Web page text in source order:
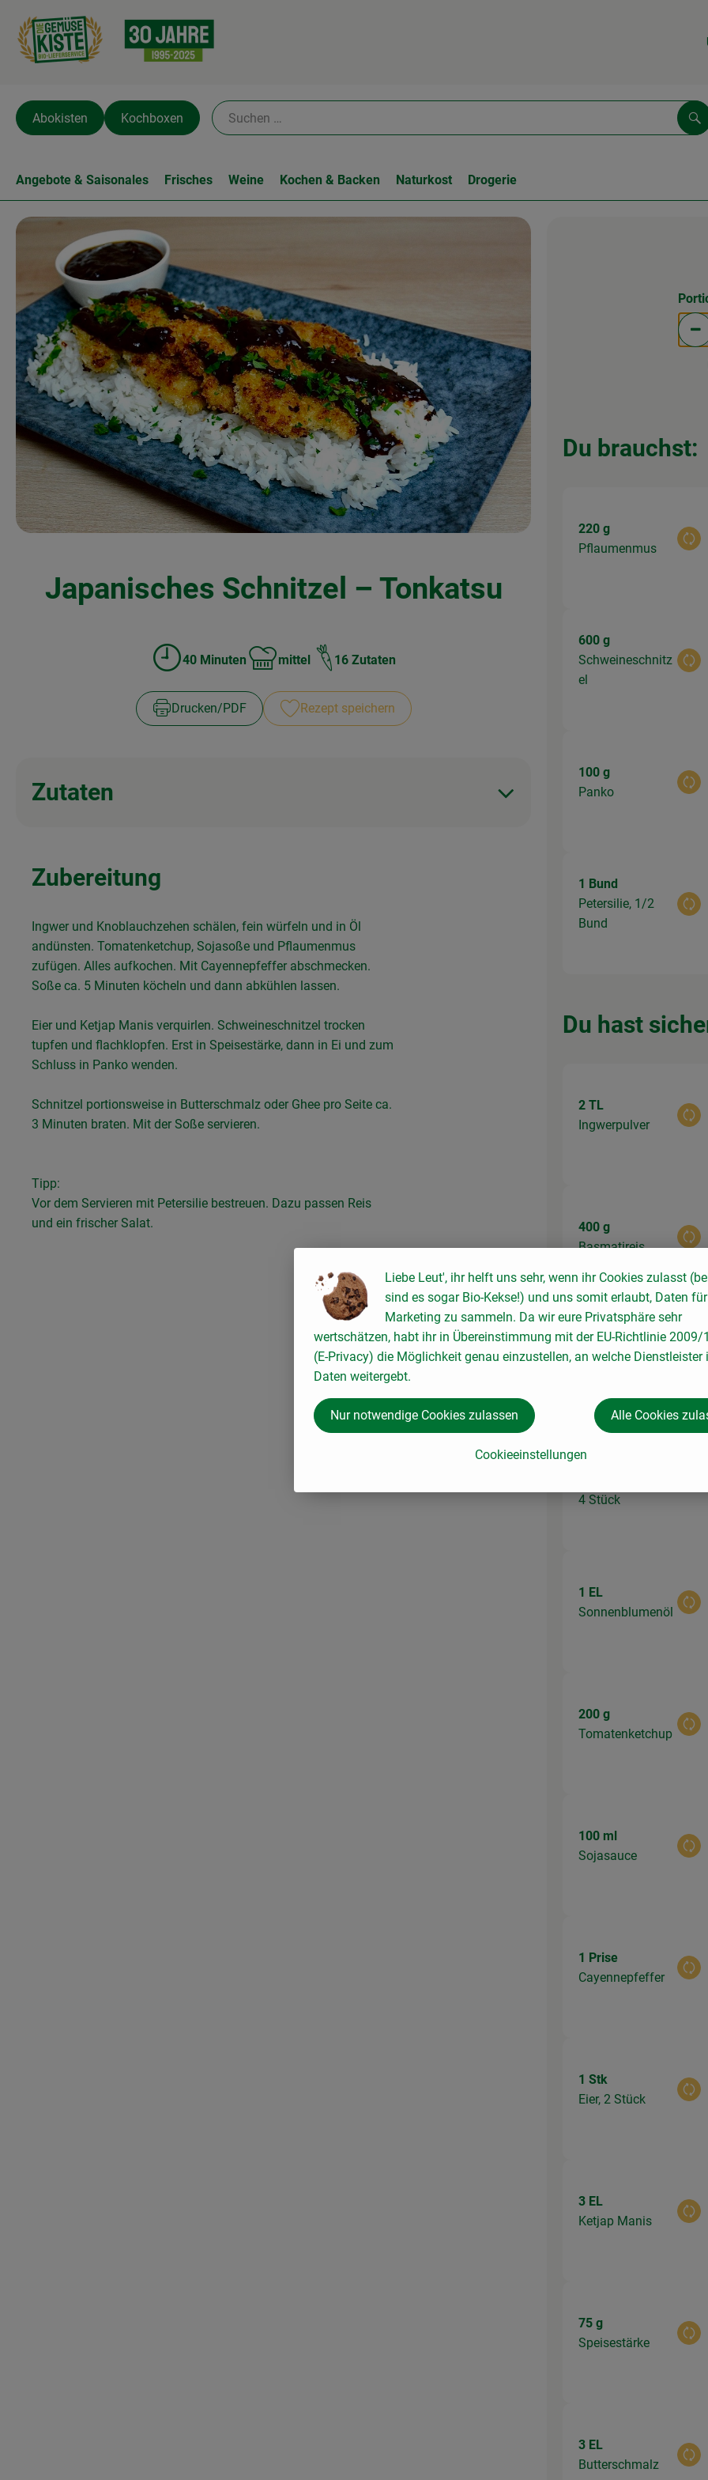
Abokisten Kochboxen
Angebote & Saisonales Frisches Weine Kochen & Backen Naturkost Drogerie
Japanisches Schnitzel – Tonkatsu
Zubreitungszeit:
40 Minuten
Schwierigkeit:
mittel 16 Zutaten
Drucken​/​PDF Rezept speichern
Zutaten
Zubereitung
Ingwer und Knoblauchzehen schälen, fein würfeln und in Öl
andünsten. Tomatenketchup, Sojasoße und Pflaumenmus
zufügen. Alles aufkochen. Mit Cayennepfeffer abschmecken.
Soße ca. 5 Minuten köcheln und dann abkühlen lassen.
Eier und Ketjap Manis verquirlen. Schweineschnitzel trocken
tupfen und flachklopfen. Erst in Speisestärke, dann in Ei und zum
Schluss in Panko wenden.
Schnitzel portionsweise in Butterschmalz oder Ghee pro ­Seite ca.
3 Minuten braten. Mit der Soße servieren.
Tipp:
Vor dem Servieren mit Petersilie bestreuen. Dazu passen Reis
und ein frischer Salat.
Du brauchst:
220 g
Pflaumenmus
600 g
Schweineschnitz
el
100 g
Panko
1 Bund
Petersilie, 1/2
Bund
Du hast
2 TL
Ingwerpulver
400 g
Basmatireis
1 Stk
4 Stück
1 EL
Sonnenblumenöl
200 g
Tomatenketchup
100 ml
Sojasauce
1 Prise
Cayennepfeffer
1 Stk
Eier, 2 Stück
3 EL
Ketjap Manis
75 g
Speisestärke
3 EL
Butterschmalz
Liebe Leut', ihr helft uns sehr, wenn ihr Cookies zulasst
sind es sogar Bio-Kekse!) und uns somit erlaubt, Daten
Marketing zu sammeln. Da wir eure Privatsphäre sehr
wertschätzen, habt ihr in Übereinstimmung mit der EU-Richtlinie 2009/
(E-Privacy) die Möglichkeit genau einzustellen, an welche Dienstleister
Daten weitergebt.
Cookieeinstellungen
Nur notwendige Cookies zulassen Alle Cookies